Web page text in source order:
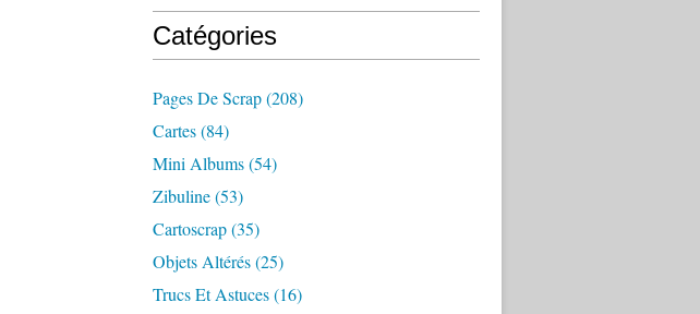
Catégories
Pages De Scrap(208)
Cartes(84)
Mini Albums(54)
Zibuline(53)
Cartoscrap(35)
Objets Altérés(25)
Trucs Et Astuces(16)